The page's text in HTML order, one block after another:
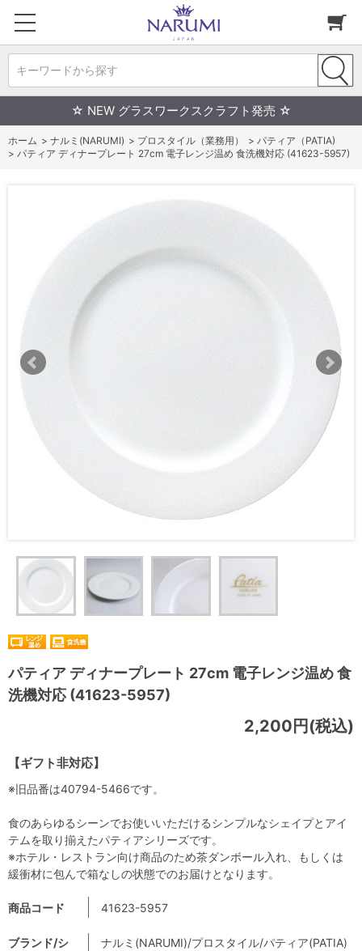
キーワードから探す
☆ NEW グラスワークスクラフト発売 ☆
ホーム > ナルミ(NARUMI) > プロスタイル（業務用） > パティア（PATIA)
> パティア ディナープレート 27cm 電子レンジ温め 食洗機対応 (41623-5957)
パティア ディナープレート 27cm 電子レンジ温め 食
洗機対応 (41623-5957)
【ギフト非対応】
2,200円(税込)
商品コード 41623-5957
ブランド/シ
ナルミ(NARUMI)/プロスタイル/パティア(PATIA)
※旧品番は40794-5466です。
食のあらゆるシーンでお使いいただけるシンプルなシェイプとアイ
テムを取り揃えたパティアシリーズです。
※ホテル・レストラン向け商品のため茶ダンボール入れ、もしくは
緩衝材に包んで箱なしの状態でのお届けとなります。